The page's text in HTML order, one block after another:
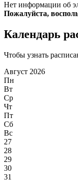
Нет информации об
Пожалуйста,
Календарь
Чтобы узнать
Август 2026
Пн
Вт
Ср
Чт
Пт
Сб
Вс
27
28
29
30
31